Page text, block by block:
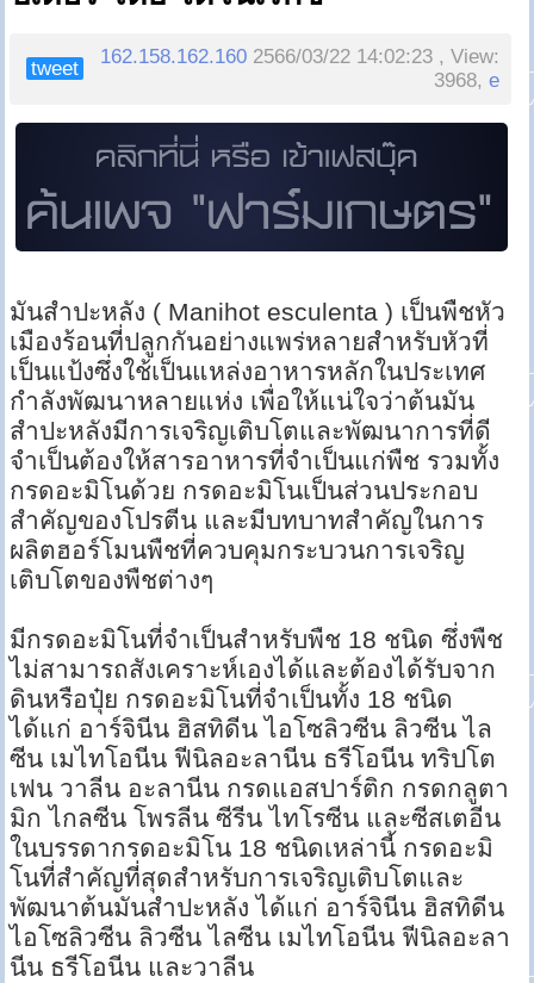
tweet
162.158.162.160 2566/03/22 14:02:23 , View:
3968,e
มันสำปะหลัง ( Manihot esculenta ) เป็นพืชหัว
เมืองร้อนที่ปลูกกันอย่างแพร่หลายสำหรับหัวที่
เป็นแป้งซึ่งใช้เป็นแหล่งอาหารหลักในประเทศ
กำลังพัฒนาหลายแห่ง เพื่อให้แน่ใจว่าต้นมัน
สำปะหลังมีการเจริญเติบโตและพัฒนาการที่ดี
จำเป็นต้องให้สารอาหารที่จำเป็นแก่พืช รวมทั้ง
กรดอะมิโนด้วย กรดอะมิโนเป็นส่วนประกอบ
สำคัญของโปรตีน และมีบทบาทสำคัญในการ
ผลิตฮอร์โมนพืชที่ควบคุมกระบวนการเจริญ
เติบโตของพืชต่างๆ
มีกรดอะมิโนที่จำเป็นสำหรับพืช 18 ชนิด ซึ่งพืช
ไม่สามารถสังเคราะห์เองได้และต้องได้รับจาก
ดินหรือปุ๋ย กรดอะมิโนที่จำเป็นทั้ง 18 ชนิด
ได้แก่ อาร์จินีน ฮิสทิดีน ไอโซลิวซีน ลิวซีน ไล
ซีน เมไทโอนีน ฟีนิลอะลานีน ธรีโอนีน ทริปโต
เฟน วาลีน อะลานีน กรดแอสปาร์ติก กรดกลูตา
มิก ไกลซีน โพรลีน ซีรีน ไทโรซีน และซีสเตอีน
ในบรรดากรดอะมิโน 18 ชนิดเหล่านี้ กรดอะมิ
โนที่สำคัญที่สุดสำหรับการเจริญเติบโตและ
พัฒนาต้นมันสำปะหลัง ได้แก่ อาร์จินีน ฮิสทิดีน
ไอโซลิวซีน ลิวซีน ไลซีน เมไทโอนีน ฟีนิลอะลา
นีน ธรีโอนีน และวาลีน